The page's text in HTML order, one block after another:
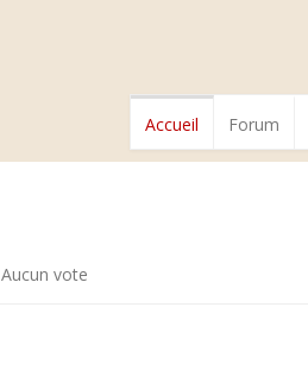
Accueil Forum
Aucun vote